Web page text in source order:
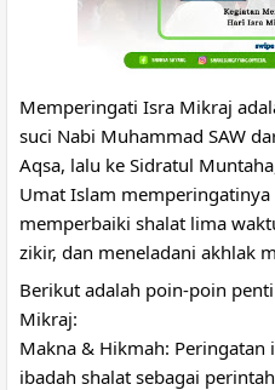
Memperingati Isra Mikraj
suci Nabi Muhammad SAW
Aqsa, lalu ke Sidratul
Umat Islam
memperbaiki shalat lima
zikir, dan meneladani akhlak
Berikut adalah poin-poin
Mikraj:
Makna & Hikmah: Peringatan
ibadah shalat sebagai